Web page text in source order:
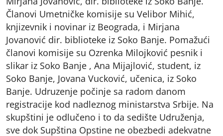
Članovi Umetničke komisije su Velibor Mihić,
knjizevnik i novinar iz Beograda, i Mirjana
Jovanović dir. biblioteke iz Soko Banje. Pomažući
članovi komisije su Ozrenka Milojković pesnik i
slikar iz Soko Banje , Ana Mijajlović, student, iz
Soko Banje, Jovana Vucković, učenica, iz Soko
Banje. Udruzenje počinje sa radom danom
registracije kod nadleznog ministarstva Srbije. Na
skupštini je odlučeno i to da sedište Udruženja,
sve dok Supština Opstine ne obezbedi adekvatne